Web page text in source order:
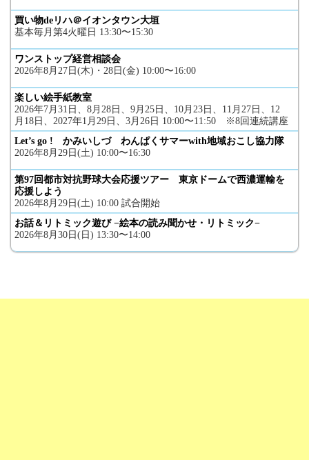
買い物deリハ＠イオンタウン大垣
基本毎月第4火曜日 13:30〜15:30
ワンストップ経営相談会
2026年8月27日(木)・28日(金) 10:00〜16:00
楽しい絵手紙教室
2026年7月31日、8月28日、9月25日、10月23日、11月27日、12
月18日、2027年1月29日、3月26日 10:00〜11:50 ※8回連続講座
Let’s go ! かみいしづ わんぱくサマーwith地域おこし協力隊
2026年8月29日(土) 10:00〜16:30
第97回都市対抗野球大会応援ツアー 東京ドームで西濃運輸を
応援しよう
2026年8月29日(土) 10:00 試合開始
お話＆リトミック遊び −絵本の読み聞かせ・リトミック−
2026年8月30日(日) 13:30〜14:00